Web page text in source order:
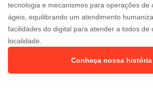
tecnologia e mecanismos para operações de
ágeis, equilibrando um atendimento
facilidades do digital para atender a todos de
localidade.
Conheça nossa história